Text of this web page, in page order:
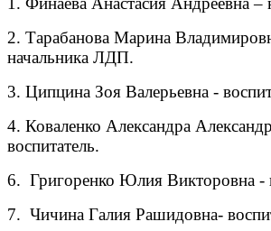
2. Тарабанова Марина
начальника ЛДП.
3. Ципцина Зоя Валерьевна -
4. Коваленко Александра
воспитатель.
6. Григоренко Юлия Викторовна -
7. Чичина Галия Рашидовна-